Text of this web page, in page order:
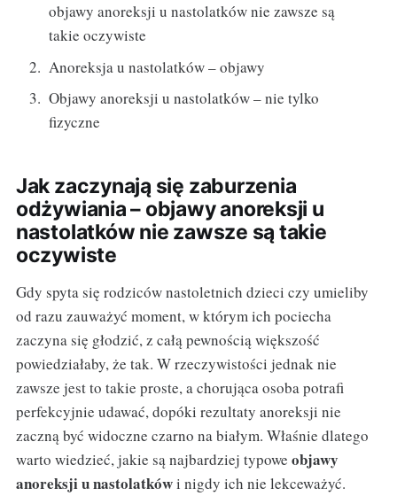
objawy anoreksji u nastolatków nie zawsze są
takie oczywiste
Anoreksja u nastolatków – objawy
Objawy anoreksji u nastolatków – nie tylko
fizyczne
Jak zaczynają się zaburzenia
odżywiania – objawy anoreksji u
nastolatków nie zawsze są takie
oczywiste
Gdy spyta się rodziców nastoletnich dzieci czy umieliby
od razu zauważyć moment, w którym ich pociecha
zaczyna się głodzić, z całą pewnością większość
powiedziałaby, że tak. W rzeczywistości jednak nie
zawsze jest to takie proste, a chorująca osoba potrafi
perfekcyjnie udawać, dopóki rezultaty anoreksji nie
zaczną być widoczne czarno na białym. Właśnie dlatego
warto wiedzieć, jakie są najbardziej typowe objawy
anoreksji u nastolatkówi nigdy ich nie lekceważyć.